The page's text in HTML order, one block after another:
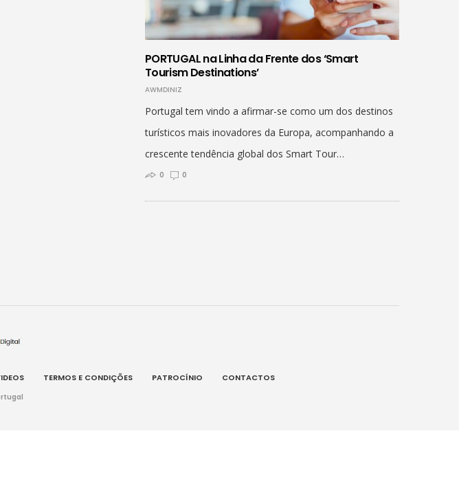
PORTUGAL na Linha da Frente dos ‘Smart
Tourism Destinations’
AWMDINIZ
Portugal tem vindo a afirmar-se como um dos destinos
turísticos mais inovadores da Europa, acompanhando a
crescente tendência global dos Smart Tour…
0 0
TERMOS E CONDIÇÕES PATROCÍNIO CONTACTOS